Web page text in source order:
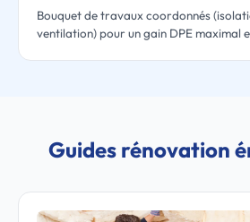
Bouquet de travaux coordonnés
ventilation) pour un gain DPE maximal
Guides rénovation